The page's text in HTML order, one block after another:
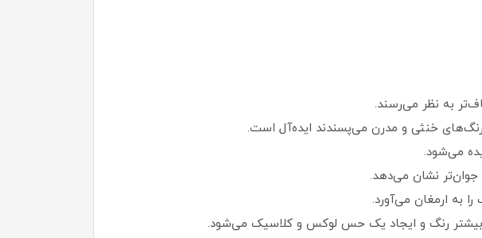
به نظر می‌رسند.
رنگ‌های خنثی و مدرن می‌پسندند ایده‌آل است.
می‌شود.
جوان‌تر نشان می‌دهد.
به ارمغان می‌آورد.
بیشتر رنگ و ایجاد یک حس لوکس و کلاسیک می‌شود.